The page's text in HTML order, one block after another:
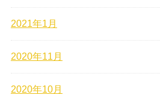
2021年1月
2020年11月
2020年10月